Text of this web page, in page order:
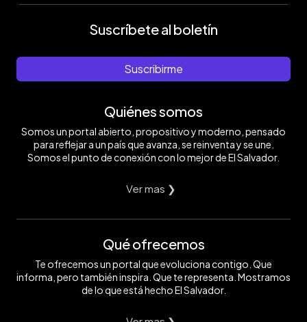
Suscríbete al boletín
Suscribirme
Quiénes somos
Somos un portal abierto, propositivo y moderno, pensado
para reflejar a un país que avanza, se reinventa y se une.
Somos el punto de conexión con lo mejor de El Salvador.
Ver mas ❯
Qué ofrecemos
Te ofrecemos un portal que evoluciona contigo. Que
informa, pero también inspira. Que te representa. Mostramos
de lo que está hecho El Salvador.